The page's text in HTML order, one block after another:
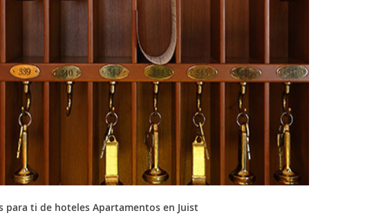
para ti de hoteles Apartamentos en Juist